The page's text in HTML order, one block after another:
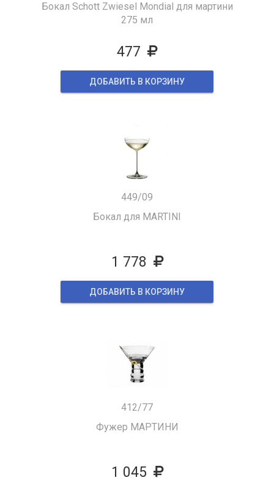
Бокал Schott Zwiesel Mondial для мартини
275 мл
477
ДОБАВИТЬ В КОРЗИНУ
449/09
Бокал для MARTINI
1 778
ДОБАВИТЬ В КОРЗИНУ
412/77
Фужер МАРТИНИ
1 045